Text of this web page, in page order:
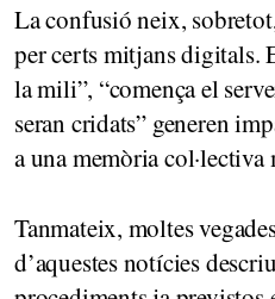
La confusió neix,
per certs mitjans digitals.
la mili”, “comença el
seran cridats” generen
a una memòria
Tanmateix, moltes
d’aquestes notícies